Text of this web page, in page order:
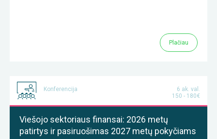
Plačiau
Konferencija
6 ak. val.
150 - 180€
Viešojo sektoriaus finansai: 2026 metų
patirtys ir pasiruošimas 2027 metų pokyčiams